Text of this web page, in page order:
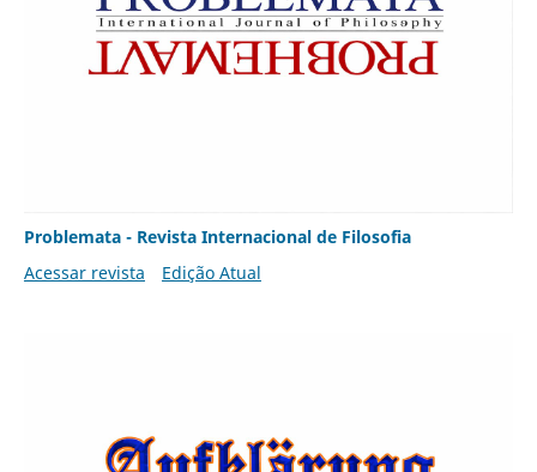
Problemata - Revista Internacional de Filosofia
Acessar revista
Edição Atual